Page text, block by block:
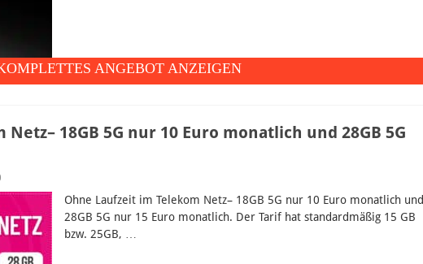
ANGEBOT ANZEIGEN
18GB 5G nur 10 Euro monatlich und 28GB 5G
Ohne Laufzeit im Telekom Netz– 18GB 5G nur 10 Euro monatlich und
28GB 5G nur 15 Euro monatlich. Der Tarif hat standardmäßig 15 GB
bzw. 25GB, …